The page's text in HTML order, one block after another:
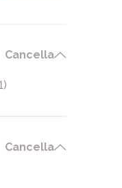
Cancella
Cancella